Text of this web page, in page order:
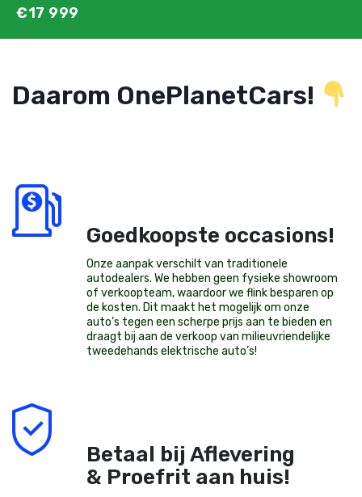
€17 999
Daarom OnePlanetCars!
Goedkoopste occasions!
Onze aanpak verschilt van traditionele
autodealers. We hebben geen fysieke showroom
of verkoopteam, waardoor we flink besparen op
de kosten. Dit maakt het mogelijk om onze
auto’s tegen een scherpe prijs aan te bieden en
draagt bij aan de verkoop van milieuvriendelijke
tweedehands elektrische auto’s!
Betaal bij Aflevering
& Proefrit aan huis!